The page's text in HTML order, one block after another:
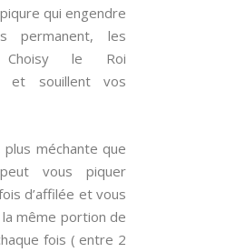
qui engendre
permanent, les
Choisy le Roi
et souillent vos
plus méchante que
peut vous piquer
d’affilée et vous
même portion de
fois ( entre 2